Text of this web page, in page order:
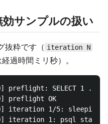
サンプルの扱い
抜粋です（ iteration N
経過時間ミリ秒）。
preflight: SELECT 1 ...
preflight OK
iteration 1/5: sleeping
iteration 1: psql start